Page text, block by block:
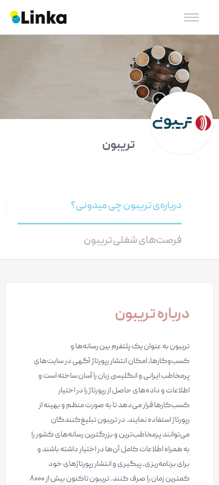
تریبون
درباره‌ی تریبون چی میدونی؟
فرصت‌های شغلی تریبون
درباره تریبون
تریبون به عنوان یک پلتفرم بین رسانه‌ها و
کسب‌وکارها، امکان انتشار رپورتاژ آگهی در سایت‌های
پرمخاطب ایرانی و انگلیسی زبان را آسان ساخته‌ است و
اطلاعات و داده‌های حاصل از رپورتاژ را در اختیار
کسب‌کارها قرار می‌دهد تا به صورت منظم و بهینه از
رپورتاژ استفاده نمایند. در تریبون تبلیغ‌کنندگان
می‌توانند پرمخاطب‌ترین و بزرگترین رسانه‌های کشور را
به همراه اطلاعات کامل آن‌ها در اختیار داشته باشند و
برای برنامه‌ریزی، پیگیری و انتشار رپورتاژهای خود
کمترین زمان را صرف کنند. تریبون تاکنون بیش از ۸۰۰۰